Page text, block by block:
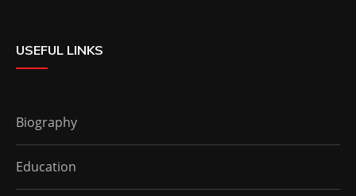
USEFUL LINKS
Biography
Education